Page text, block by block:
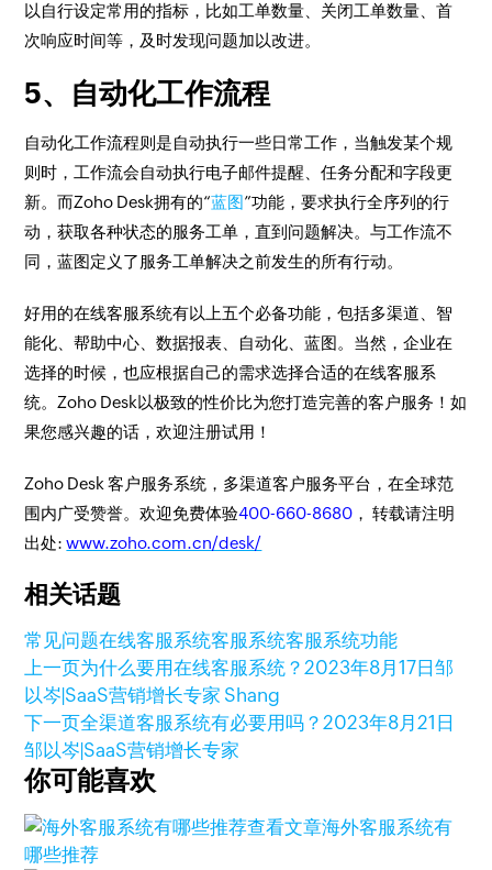
以自行设定常用的指标，比如工单数量、关闭工单数量、首
次响应时间等，及时发现问题加以改进。
5、自动化工作流程
自动化工作流程则是自动执行一些日常工作，当触发某个规
则时，工作流会自动执行电子邮件提醒、任务分配和字段更
新。而Zoho Desk拥有的“蓝图”功能，要求执行全序列的行
动，获取各种状态的服务工单，直到问题解决。与工作流不
同，蓝图定义了服务工单解决之前发生的所有行动。
好用的在线客服系统有以上五个必备功能，包括多渠道、智
能化、帮助中心、数据报表、自动化、蓝图。当然，企业在
选择的时候，也应根据自己的需求选择合适的在线客服系
统。Zoho Desk以极致的性价比为您打造完善的客户服务！如
果您感兴趣的话，欢迎注册试用！
Zoho Desk 客户服务系统，多渠道客户服务平台，在全球范
围内广受赞誉。欢迎免费体验400-660-8680 ， 转载请注明
出处:www.zoho.com.cn/desk/
相关话题
常见问题在线客服系统客服系统客服系统功能
上一页为什么要用在线客服系统？2023年8月17日邹
以岑|SaaS营销增长专家 Shang
下一页全渠道客服系统有必要用吗？2023年8月21日
邹以岑|SaaS营销增长专家
你可能喜欢
查看文章海外客服系统有
哪些推荐